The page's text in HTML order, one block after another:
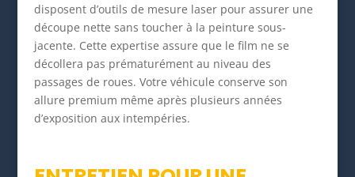
disposent d’outils de mesure laser pour assurer une
découpe nette sans toucher à la peinture sous-
jacente. Cette expertise assure que le film ne se
décollera pas prématurément au niveau des
passages de roues. Votre véhicule conserve son
allure premium même après plusieurs années
d’exposition aux intempéries.